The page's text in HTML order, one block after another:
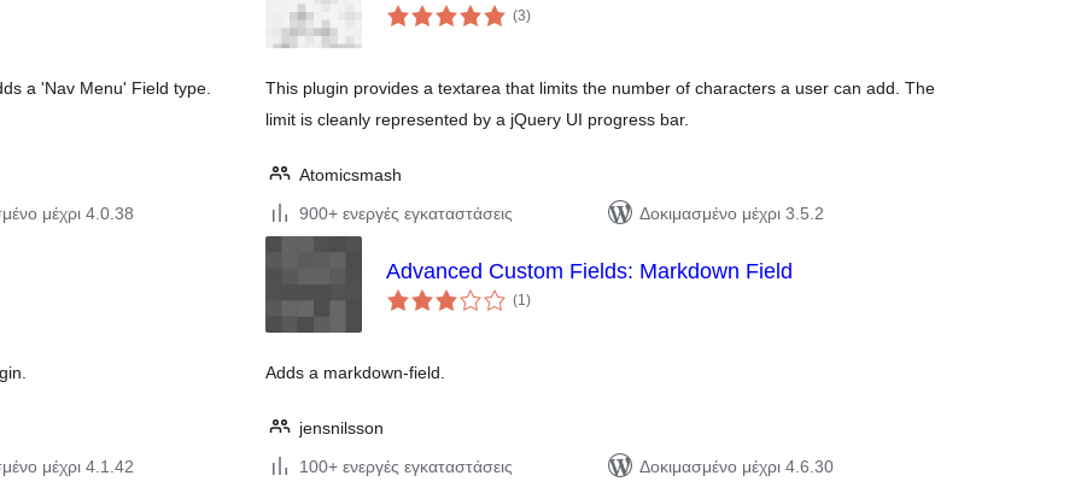
a 'Nav Menu' Field type.
μέχρι 4.0.38
(3αξιολογήσεις
σύνολο
)
This plugin provides a textarea that limits the number of characters a user can add. The
limit is cleanly represented by a jQuery UI progress bar.
Atomicsmash
900+ ενεργές εγκαταστάσεις
Δοκιμασμένο μέχρι 3.5.2
μέχρι 4.1.42
Advanced Custom Fields: Markdown Field
(1αξιολογήσεις
σύνολο
)
Adds a markdown-field.
jensnilsson
100+ ενεργές εγκαταστάσεις
Δοκιμασμένο μέχρι 4.6.30